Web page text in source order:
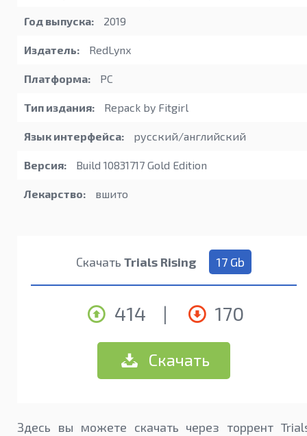
Год выпуска: 2019
Издатель: RedLynx
Платформа: PC
Тип издания: Repack by Fitgirl
Язык интерфейса: русский/английский
Версия: Build 10831717 Gold Edition
Лекарство: вшито
Скачать Trials Rising 17 Gb
414 | 170
Скачать
Здесь вы можете скачать через торрент